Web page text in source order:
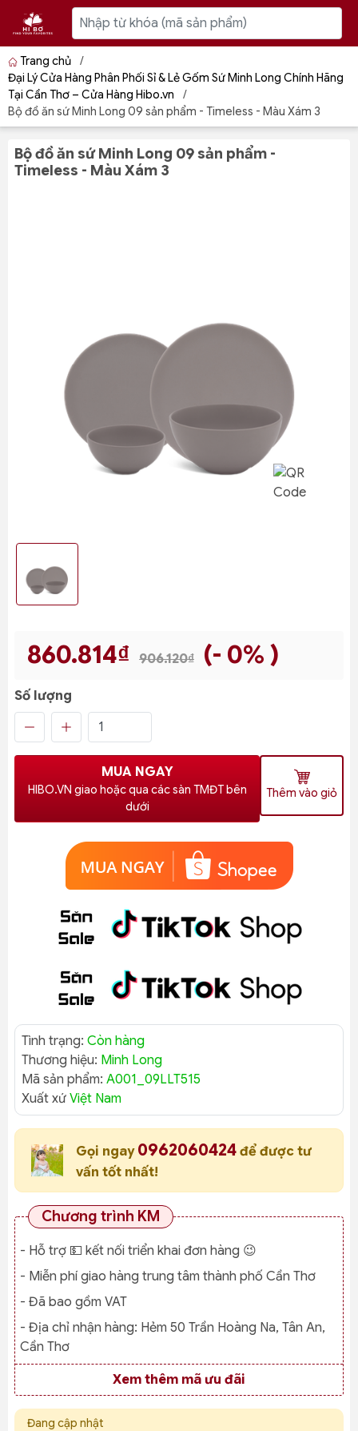
Trang chủ
/
Đại Lý Cửa Hàng Phân Phối Sỉ & Lẻ Gốm Sứ Minh Long Chính Hãng
Tại Cần Thơ – Cửa Hàng Hibo.vn
/
Bộ đồ ăn sứ Minh Long 09 sản phẩm - Timeless - Màu Xám 3
Bộ đồ ăn sứ Minh Long 09 sản phẩm -
Timeless - Màu Xám 3
860.814₫ 906.120₫ (- 0% )
Số lượng
MUA NGAY
HIBO.VN giao hoặc qua các sàn TMĐT bên
dưới
Thêm vào giỏ
Tình trạng: Còn hàng
Thương hiệu: Minh Long
Mã sản phẩm: A001_09LLT515
Xuất xứ Việt Nam
Gọi ngay 0962060424 để được tư
vấn tốt nhất!
Chương trình KM
- Hỗ trợ 💵 kết nối triển khai đơn hàng 😉
- Miễn phí giao hàng trung tâm thành phố Cần Thơ
- Đã bao gồm VAT
- Địa chỉ nhận hàng: Hẻm 50 Trần Hoàng Na, Tân An,
Cần Thơ
Xem thêm mã ưu đãi
Đang cập nhật